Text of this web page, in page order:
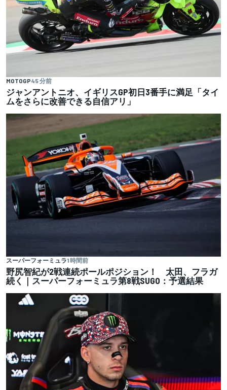
MOTOGP45 分前
ジャンアントニオ、イギリスGP初日3番手に満足「タイ
ムをさらに改善できる自信アリ」
スーパーフォーミュラ1 時間前
野尻智紀が2戦連続ポールポジション！ 太田、フラガ
続く｜スーパーフォーミュラ第8戦SUGO：予選結果